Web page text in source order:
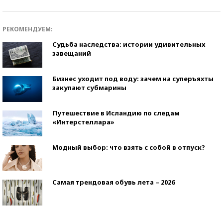
РЕКОМЕНДУЕМ:
Судьба наследства: истории удивительных
завещаний
Бизнес уходит под воду: зачем на суперъяхты
закупают субмарины
Путешествие в Исландию по следам
«Интерстеллара»
Модный выбор: что взять с собой в отпуск?
Самая трендовая обувь лета – 2026